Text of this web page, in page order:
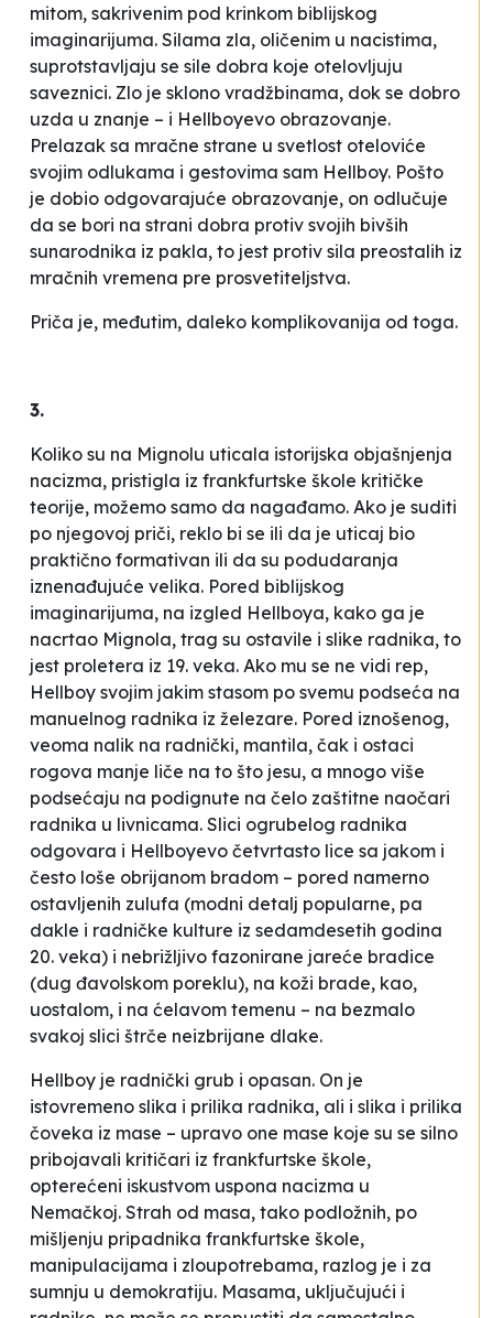
mitom, sakrivenim pod krinkom biblijskog
imaginarijuma. Silama zla, oličenim u nacistima,
suprotstavljaju se sile dobra koje otelovljuju
saveznici. Zlo je sklono vradžbinama, dok se dobro
uzda u znanje – i Hellboyevo obrazovanje.
Prelazak sa mračne strane u svetlost oteloviće
svojim odlukama i gestovima sam Hellboy. Pošto
je dobio odgovarajuće obrazovanje, on odlučuje
da se bori na strani dobra protiv svojih bivših
sunarodnika iz pakla, to jest protiv sila preostalih iz
mračnih vremena pre prosvetiteljstva.
Priča je, međutim, daleko komplikovanija od toga.
3.
Koliko su na Mignolu uticala istorijska objašnjenja
nacizma, pristigla iz frankfurtske škole kritičke
teorije, možemo samo da nagađamo. Ako je suditi
po njegovoj priči, reklo bi se ili da je uticaj bio
praktično formativan ili da su podudaranja
iznenađujuće velika. Pored biblijskog
imaginarijuma, na izgled Hellboya, kako ga je
nacrtao Mignola, trag su ostavile i slike radnika, to
jest proletera iz 19. veka. Ako mu se ne vidi rep,
Hellboy svojim jakim stasom po svemu podseća na
manuelnog radnika iz železare. Pored iznošenog,
veoma nalik na radnički, mantila, čak i ostaci
rogova manje liče na to što jesu, a mnogo više
podsećaju na podignute na čelo zaštitne naočari
radnika u livnicama. Slici ogrubelog radnika
odgovara i Hellboyevo četvrtasto lice sa jakom i
često loše obrijanom bradom – pored namerno
ostavljenih zulufa (modni detalj popularne, pa
dakle i radničke kulture iz sedamdesetih godina
20. veka) i nebrižljivo fazonirane jareće bradice
(dug đavolskom poreklu), na koži brade, kao,
uostalom, i na ćelavom temenu – na bezmalo
svakoj slici štrče neizbrijane dlake.
Hellboy je radnički grub i opasan. On je
istovremeno slika i prilika radnika, ali i slika i prilika
čoveka iz mase – upravo one mase koje su se silno
pribojavali kritičari iz frankfurtske škole,
opterećeni iskustvom uspona nacizma u
Nemačkoj. Strah od masa, tako podložnih, po
mišljenju pripadnika frankfurtske škole,
manipulacijama i zloupotrebama, razlog je i za
sumnju u demokratiju. Masama, uključujući i